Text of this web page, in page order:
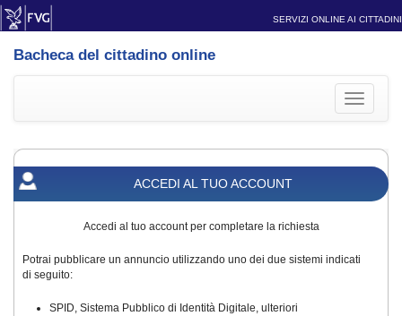
SERVIZI ONLINE AI CITTADINI
Bacheca del cittadino online
Toggle
ACCEDI AL TUO ACCOUNT
Accedi al tuo account per completare la richiesta
Potrai pubblicare un annuncio utilizzando uno dei due sistemi indicati
di seguito:
SPID, Sistema Pubblico di Identità Digitale, ulteriori